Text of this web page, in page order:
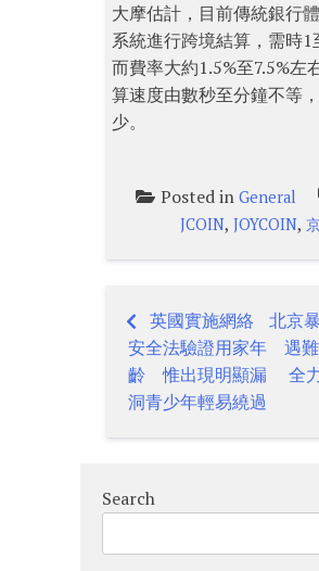
大摩估計，目前傳統銀行
系統進行跨境結算，需時1
而費率大約1.5%至7.5%左
算速度由數秒至分鐘不等
少。
Posted in General
JCOIN,JOYCOIN,
Post
navigation
英國實施網絡
安全法驗證用家年
齡 惟出現明顯漏
洞青少年輕易繞過
北京
遇
全
Search